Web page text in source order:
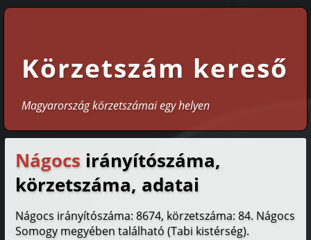
Körzetszám kereső
Magyarország körzetszámai egy helyen
Nágocs irányítószáma,
körzetszáma, adatai
Nágocs irányítószáma: 8674, körzetszáma: 84. Nágocs
Somogy megyében található (Tabi kistérség).